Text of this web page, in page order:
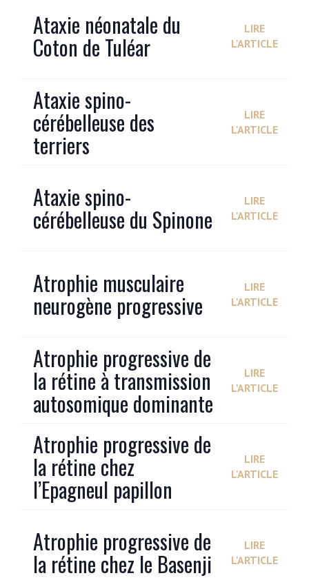
Ataxie néonatale du
Coton de Tuléar
LIRE
L'ARTICLE
Ataxie spino-
cérébelleuse des
terriers
LIRE
L'ARTICLE
Ataxie spino-
cérébelleuse du Spinone
LIRE
L'ARTICLE
Atrophie musculaire
neurogène progressive
LIRE
L'ARTICLE
Atrophie progressive de
la rétine à transmission
autosomique dominante
LIRE
L'ARTICLE
Atrophie progressive de
la rétine chez
l’Epagneul papillon
LIRE
L'ARTICLE
Atrophie progressive de
la rétine chez le Basenji
LIRE
L'ARTICLE